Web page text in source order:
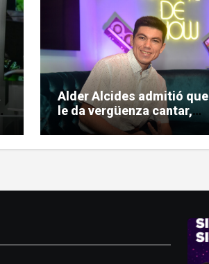
Alder Alcides admitió que
le da vergüenza cantar,
pero igual se le animó a
Soda Stereo